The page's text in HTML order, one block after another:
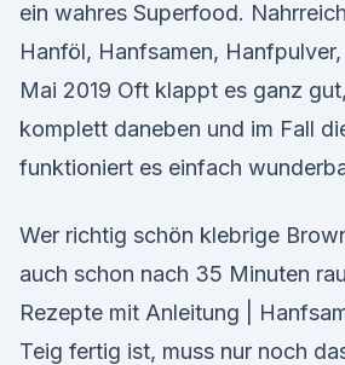
ein wahres Superfood.
Hanföl, Hanfsamen,
Mai 2019 Oft klappt es ganz
komplett daneben und im Fall
funktioniert es einfach
Wer richtig schön klebrige
auch schon nach 35 Minuten
Rezepte mit Anleitung |
Teig fertig ist, muss nur noch